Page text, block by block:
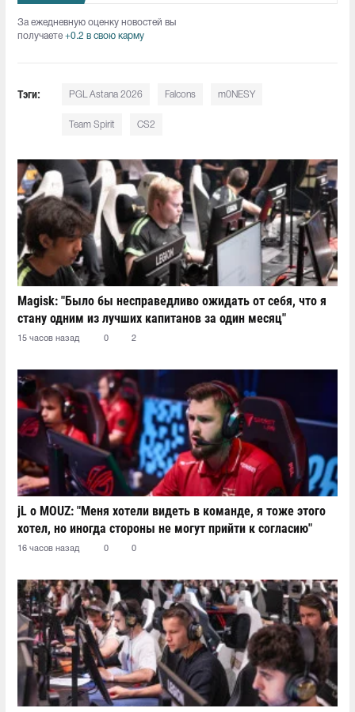
За ежедневную оценку новостей вы
получаете +0.2 в свою карму
Тэги: PGL Astana 2026 Falcons m0NESY
Team Spirit CS2
Magisk: "Было бы несправедливо ожидать от себя, что я
стану одним из лучших капитанов за один месяц"
15 часов назад 0 2
jL о MOUZ: "Меня хотели видеть в команде, я тоже этого
хотел, но иногда стороны не могут прийти к согласию"
16 часов назад 0 0